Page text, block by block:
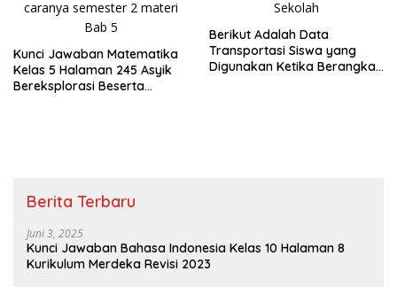
Kunci Jawaban Matematika
Kelas 5 Halaman 245 Asyik
Bereksplorasi Beserta
Berikut Adalah Data
Transportasi Siswa yang
Digunakan Ketika Berangkat
Berita Terbaru
Juni 3, 2025
Kunci Jawaban Bahasa Indonesia Kelas 10 Halaman 8
Kurikulum Merdeka Revisi 2023